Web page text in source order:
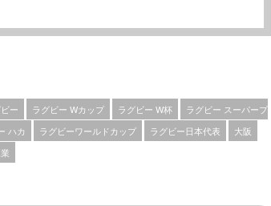
ー ラグビー Wカップ ラグビー W杯
ラグビー スーパープ
ハカ ラグビーワールドカップ ラグビー日本代表
大阪